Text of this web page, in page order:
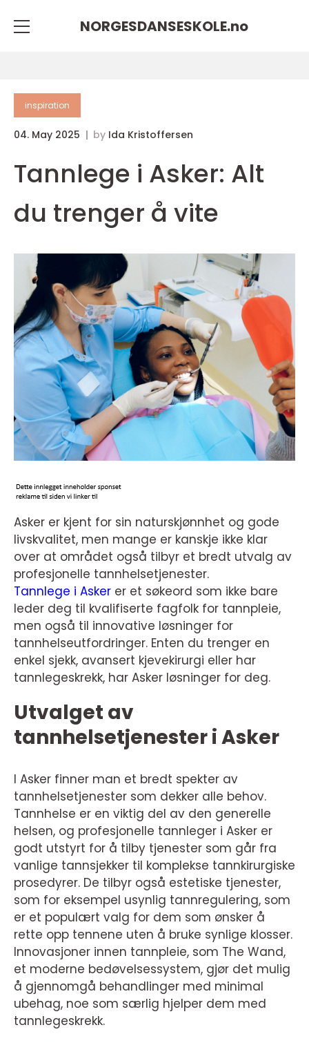
NORGESDANSESKOLE.no
inspiration
04. May 2025 by Ida Kristoffersen
Tannlege i Asker: Alt
du trenger å vite
Asker er kjent for sin naturskjønnhet og gode
livskvalitet, men mange er kanskje ikke klar
over at området også tilbyr et bredt utvalg av
profesjonelle tannhelsetjenester.
Tannlege i Asker er et søkeord som ikke bare
leder deg til kvalifiserte fagfolk for tannpleie,
men også til innovative løsninger for
tannhelseutfordringer. Enten du trenger en
enkel sjekk, avansert kjevekirurgi eller har
tannlegeskrekk, har Asker løsninger for deg.
Utvalget av
tannhelsetjenester i Asker
I Asker finner man et bredt spekter av
tannhelsetjenester som dekker alle behov.
Tannhelse er en viktig del av den generelle
helsen, og profesjonelle tannleger i Asker er
godt utstyrt for å tilby tjenester som går fra
vanlige tannsjekker til komplekse tannkirurgiske
prosedyrer. De tilbyr også estetiske tjenester,
som for eksempel usynlig tannregulering, som
er et populært valg for dem som ønsker å
rette opp tennene uten å bruke synlige klosser.
Innovasjoner innen tannpleie, som The Wand,
et moderne bedøvelsessystem, gjør det mulig
å gjennomgå behandlinger med minimal
ubehag, noe som særlig hjelper dem med
tannlegeskrekk.